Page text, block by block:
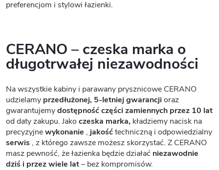
preferencjom i stylowi łazienki.
CERANO – czeska marka o
długotrwałej niezawodności
Na wszystkie kabiny i parawany prysznicowe CERANO
udzielamy przedłużonej, 5-letniej gwarancjioraz
gwarantujemydostępność części zamiennych przez 10 lat
od daty zakupu. Jako czeska marka, kładziemy nacisk na
precyzyjnewykonanie , jakośćtechniczną i odpowiedzialny
serwis , z którego zawsze możesz skorzystać. Z CERANO
masz pewność, że łazienka będzie działać niezawodnie
dziś i przez wiele lat– bez kompromisów.